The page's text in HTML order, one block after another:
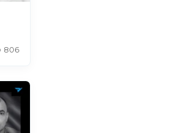
806